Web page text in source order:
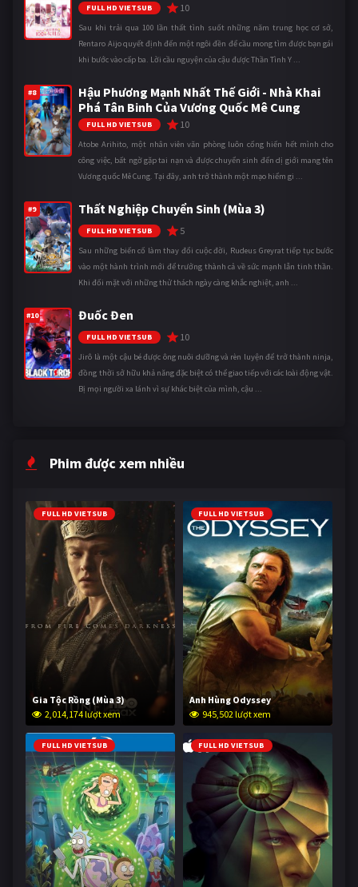
FULL HD VIETSUB 10
Sau khi trải qua 100 lần thất tình suốt những năm trung học cơ sở,
Rentaro Aijo quyết định đến một ngôi đền để cầu mong tìm được bạn gái
khi bước vào cấp ba. Lời cầu nguyện của cậu được Thần Tình Y ...
#8
Hậu Phương Mạnh Nhất Thế Giới - Nhà Khai
Phá Tân Binh Của Vương Quốc Mê Cung
FULL HD VIETSUB 10
Atobe Arihito, một nhân viên văn phòng luôn cống hiến hết mình cho
công việc, bất ngờ gặp tai nạn và được chuyển sinh đến dị giới mang tên
Vương quốc Mê Cung. Tại đây, anh trở thành một mạo hiểm gi ...
#9 Thất Nghiệp Chuyển Sinh (Mùa 3)
FULL HD VIETSUB 5
Sau những biến cố làm thay đổi cuộc đời, Rudeus Greyrat tiếp tục bước
vào một hành trình mới để trưởng thành cả về sức mạnh lẫn tinh thần.
Khi đối mặt với những thử thách ngày càng khắc nghiệt, anh ...
#10 Đuốc Đen
FULL HD VIETSUB 10
Jirô là một cậu bé được ông nuôi dưỡng và rèn luyện để trở thành ninja,
đồng thời sở hữu khả năng đặc biệt có thể giao tiếp với các loài động vật.
Bị mọi người xa lánh vì sự khác biệt của mình, cậu ...
Phim được xem nhiều
FULL HD VIETSUB
Gia Tộc Rồng (Mùa 3)
2,014,174 lượt xem
FULL HD VIETSUB
Anh Hùng Odyssey
945,502 lượt xem
FULL HD VIETSUB FULL HD VIETSUB